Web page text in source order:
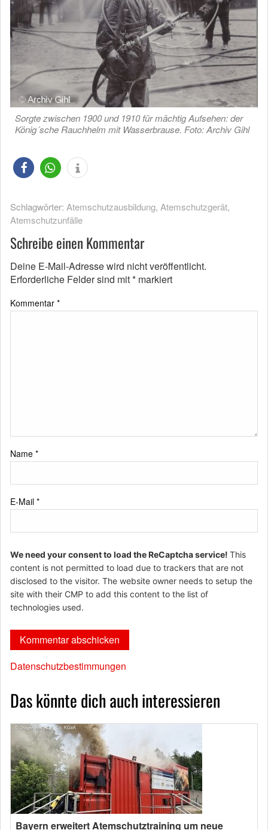
Sorgte zwischen 1900 und 1910 für mächtig Aufsehen: der
König´sche Rauchhelm mit Wasserbrause. Foto: Archiv Gihl
Schlagwörter: Atemschutzausbildung, Atemschutzgerät,
Atemschutzunfälle
Schreibe einen Kommentar
Deine E-Mail-Adresse wird nicht veröffentlicht.
Erforderliche Felder sind mit* markiert
Kommentar *
Name *
E-Mail *
We need your consent to load the ReCaptcha service! This
content is not permitted to load due to trackers that are not
disclosed to the visitor. The website owner needs to setup the
site with their CMP to add this content to the list of
technologies used.
Datenschutzbestimmungen
Das könnte dich auch interessieren
Bayern erweitert Atemschutztraining um neue